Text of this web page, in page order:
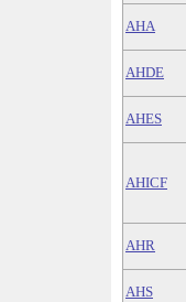
AHA
AHDE
AHES
AHICF
AHR
AHS